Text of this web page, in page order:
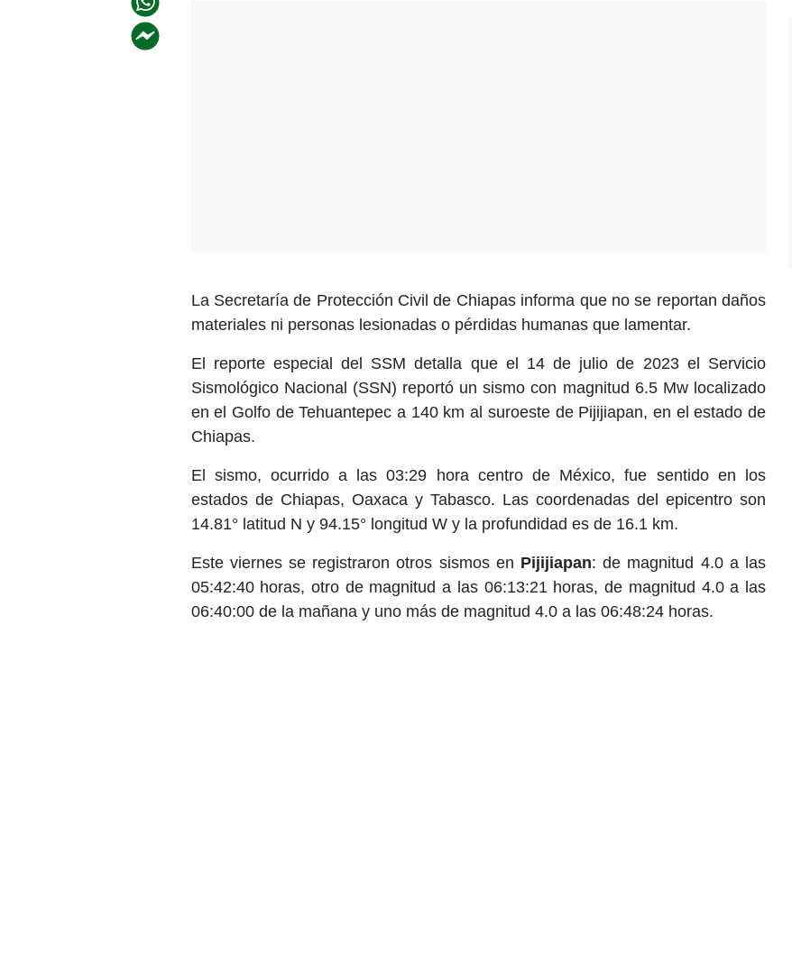
La Secretaría de Protección Civil de Chiapas informa que no se reportan daños
materiales ni personas lesionadas o pérdidas humanas que lamentar.
El reporte especial del SSM detalla que el 14 de julio de 2023 el Servicio
Sismológico Nacional (SSN) reportó un sismo con magnitud 6.5 Mw localizado
en el Golfo de Tehuantepec a 140 km al suroeste de Pijijiapan, en el estado de
Chiapas.
El sismo, ocurrido a las 03:29 hora centro de México, fue sentido en los
estados de Chiapas, Oaxaca y Tabasco. Las coordenadas del epicentro son
14.81° latitud N y 94.15° longitud W y la profundidad es de 16.1 km.
Este viernes se registraron otros sismos en Pijijiapan: de magnitud 4.0 a las
05:42:40 horas, otro de magnitud a las 06:13:21 horas, de magnitud 4.0 a las
06:40:00 de la mañana y uno más de magnitud 4.0 a las 06:48:24 horas.